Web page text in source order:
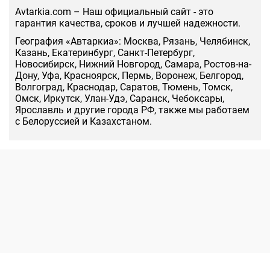
Аvtarkia.com – Наш официальный сайт - это
гарантия качества, сроков и лучшей надежности.
География «Автаркиа»: Москва, Рязань, Челябинск,
Казань, Екатеринбург, Санкт-Петербург,
Новосибирск, Нижний Новгород, Самара, Ростов-на-
Дону, Уфа, Красноярск, Пермь, Воронеж, Белгород,
Волгоград, Краснодар, Саратов, Тюмень, Томск,
Омск, Иркутск, Улан-Удэ, Саранск, Чебоксары,
Ярославль и другие города РФ, также мы работаем
с Белоруссией и Казахстаном.